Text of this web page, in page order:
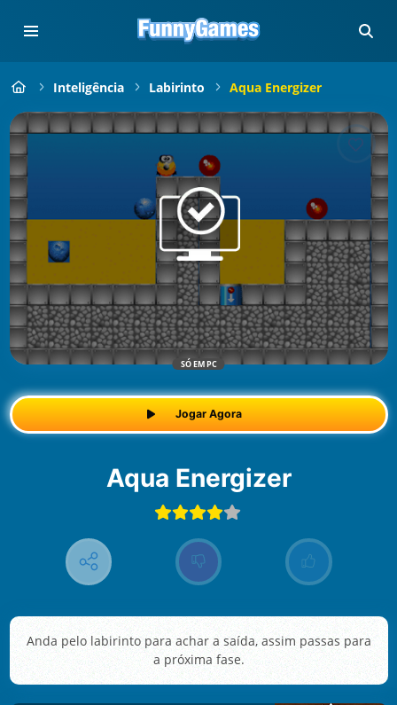
Inteligência Labirinto Aqua Energizer
SÓ EM PC
Jogar Agora
Aqua Energizer
Anda pelo labirinto para achar a saída, assim passas para
a próxima fase.